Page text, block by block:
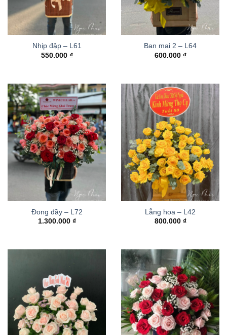
Nhịp đập – L61
550.000 ₫
Ban mai 2 – L64
600.000 ₫
Đong đầy – L72
1.300.000 ₫
Lẵng hoa – L42
800.000 ₫